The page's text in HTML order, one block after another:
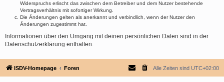
Widerspruchs erlischt das zwischen dem Betreiber und dem Nutzer bestehende
Vertragsverhältnis mit sofortiger Wirkung.
Die Änderungen gelten als anerkannt und verbindlich, wenn der Nutzer den
Änderungen zugestimmt hat.
Informationen über den Umgang mit deinen persönlichen Daten sind in der
Datenschutzerklärung enthalten.
ISDV-Homepage Foren Alle Zeiten sind UTC+02:00